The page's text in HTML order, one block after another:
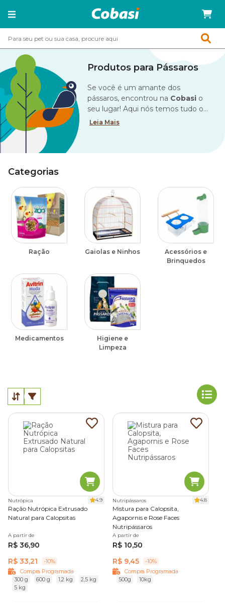
Produtos para Pássaros
Se você é um amante dos
pássaros, encontrou na Cobasi o
seu lugar! Aqui nós temos tudo o
que você precisa para cuidar do seu
melhor qualidade.
Leia Mais
Categorias
Ração Gaiolas e Ninhos
Acessórios e
Brinquedos
Medicamentos
Higiene e
Limpeza
Nutrópica 4.9
Ração Nutrópica Extrusado
Natural para Calopsitas
A partir de
R$ 36,90
R$ 33,21
-10%
Compra Programada
300 g
600 g 1,2 kg
2,5 kg
5 kg
Nutripássaros 4.8
Mistura para Calopsita,
Agapornis e Rose Faces
Nutripássaros
A partir de
R$ 10,50
R$ 9,45
-10%
Compra Programada
500g
10kg